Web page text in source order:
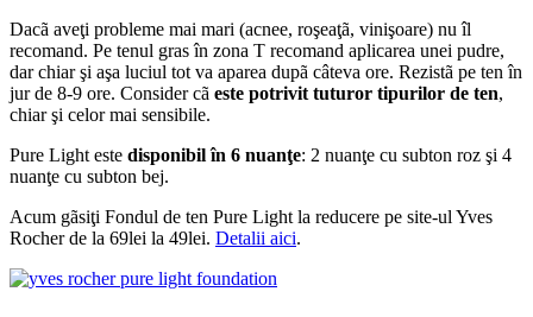
Dacã aveţi probleme mai mari (acnee, roşeaţã, vinişoare) nu îl
recomand. Pe tenul gras în zona T recomand aplicarea unei pudre,
dar chiar şi aşa luciul tot va aparea dupã câteva ore. Rezistã pe ten în
jur de 8-9 ore. Consider cã este potrivit tuturor tipurilor de ten,
chiar şi celor mai sensibile.
Pure Light este disponibil în 6 nuanţe: 2 nuanţe cu subton roz şi 4
nuanţe cu subton bej.
Acum gãsiţi Fondul de ten Pure Light la reducere pe site-ul Yves
Rocher de la 69lei la 49lei. Detalii aici.